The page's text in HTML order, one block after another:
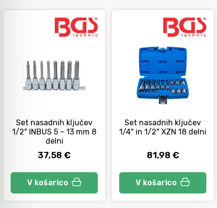
Set nasadnih ključev
1/2" INBUS 5 – 13 mm 8
delni
37,58 €
V košarico
Set nasadnih ključev
1/4" in 1/2" XZN 18 delni
81,98 €
V košarico
Tesarsko orodje
Dom in vrt
Orodje za kolesa
Neiskreče orodje